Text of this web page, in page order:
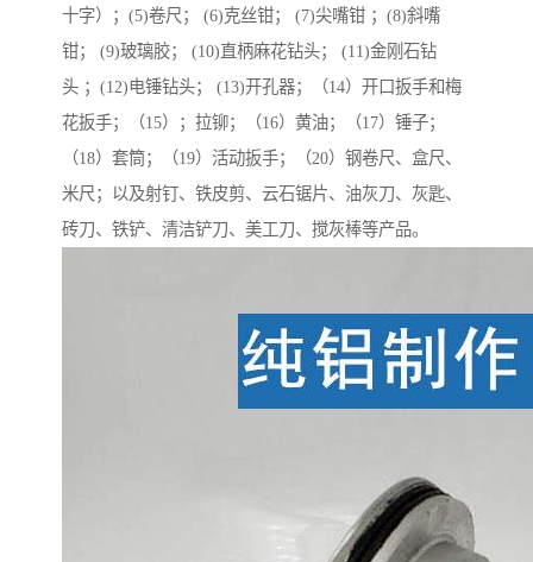
十字）；(5)卷尺； (6)克丝钳； (7)尖嘴钳 ；(8)斜嘴
钳； (9)玻璃胶； (10)直柄麻花钻头； (11)金刚石钻
头 ；(12)电锤钻头； (13)开孔器；（14）开口扳手和梅
花扳手；（15）；拉铆；（16）黄油；（17）锤子；
（18）套筒；（19）活动扳手；（20）钢卷尺、盒尺、
米尺；以及射钉、铁皮剪、云石锯片、油灰刀、灰匙、
砖刀、铁铲、清洁铲刀、美工刀、搅灰棒等产品。